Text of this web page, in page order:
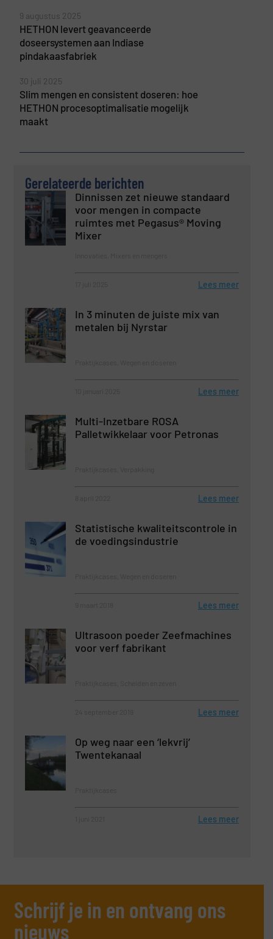
9 augustus 2025
HETHON levert geavanceerde
doseersystemen aan Indiase
pindakaasfabriek
30 juli 2025
Slim mengen en consistent doseren: hoe
HETHON procesoptimalisatie mogelijk
maakt
Gerelateerde berichten
Dinnissen zet nieuwe standaard
voor mengen in compacte
ruimtes met Pegasus® Moving
Mixer
Lees meer
In 3 minuten de juiste mix van
metalen bij Nyrstar
Lees meer
Multi-Inzetbare ROSA
Palletwikkelaar voor Petronas
Lees meer
Statistische kwaliteitscontrole in
de voedingsindustrie
Lees meer
Ultrasoon poeder Zeefmachines
voor verf fabrikant
Lees meer
Op weg naar een ‘lekvrij’
Twentekanaal
Lees meer
Schrijf je in en ontvang ons
nieuws